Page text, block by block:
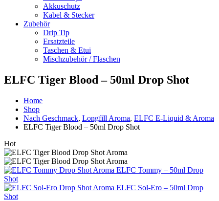
Akkuschutz
Kabel & Stecker
Zubehör
Drip Tip
Ersatzteile
Taschen & Etui
Mischzubehör / Flaschen
ELFC Tiger Blood – 50ml Drop Shot
Home
Shop
Nach Geschmack, Longfill Aroma, ELFC E-Liquid & Aroma
ELFC Tiger Blood – 50ml Drop Shot
Hot
ELFC Tommy – 50ml Drop
Shot
ELFC Sol-Ero – 50ml Drop
Shot